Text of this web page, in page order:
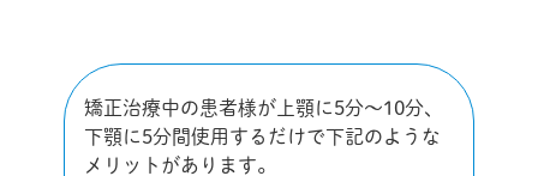
矯正治療中の患者様が上顎に5分～10分、
下顎に5分間使用するだけで下記のような
メリットがあります。